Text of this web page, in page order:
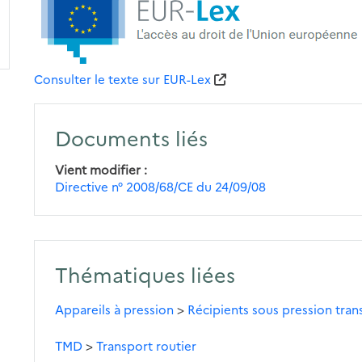
Consulter le texte sur EUR-Lex
Documents liés
Vient modifier
Directive n° 2008/68/CE du 24/09/08
Thématiques liées
Appareils à pression > Récipients sous pression
TMD>Transport routier